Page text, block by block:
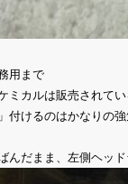
用まで
カルは販売されてい
付けるのはかなりの強
だまま、左側ヘッド